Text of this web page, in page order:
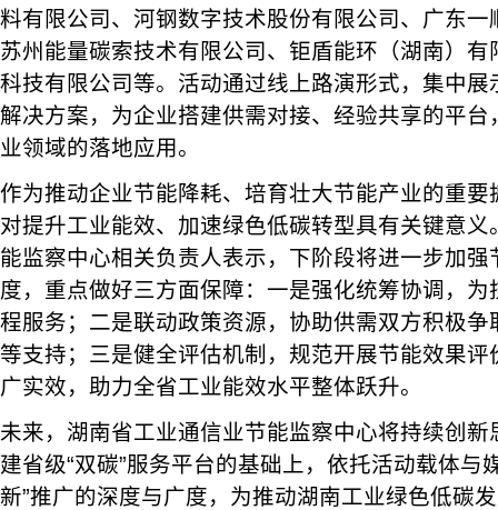
料有限公司、河钢数字技术股份有限公司、广东
苏州能量碳索技术有限公司、钜盾能环（湖南）
科技有限公司等。活动通过线上路演形式，集中
解决方案，为企业搭建供需对接、经验共享的平台
业领域的落地应用。
作为推动企业节能降耗、培育壮大节能产业的重要
对提升工业能效、加速绿色低碳转型具有关键意
能监察中心相关负责人表示，下阶段将进一步加强
度，重点做好三方面保障：一是强化统筹协调，
程服务；二是联动政策资源，协助供需双方积极
等支持；三是健全评估机制，规范开展节能效果
广实效，助力全省工业能效水平整体跃升。
未来，湖南省工业通信业节能监察中心将持续创
建省级“双碳”服务平台的基础上，依托活动载体与
新”推广的深度与广度，为推动湖南工业绿色低碳